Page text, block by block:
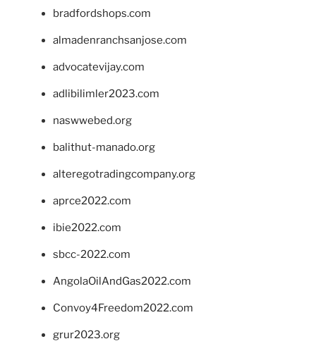
bradfordshops.com
almadenranchsanjose.com
advocatevijay.com
adlibilimler2023.com
naswwebed.org
balithut-manado.org
alteregotradingcompany.org
aprce2022.com
ibie2022.com
sbcc-2022.com
AngolaOilAndGas2022.com
Convoy4Freedom2022.com
grur2023.org